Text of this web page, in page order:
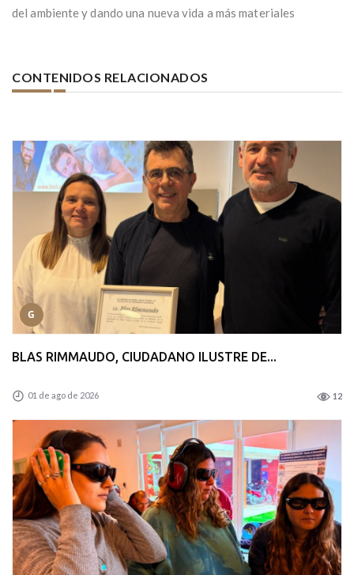
del ambiente y dando una nueva vida a más materiales
CONTENIDOS RELACIONADOS
G
BLAS RIMMAUDO, CIUDADANO ILUSTRE DE...
01 de ago de 2026 12